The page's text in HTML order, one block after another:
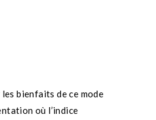
bienfaits de ce mode
où l’indice